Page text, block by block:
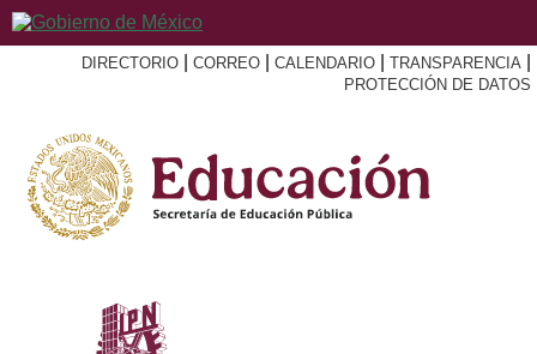
DIRECTORIO CORREO CALENDARIO TRANSPARENCIA
PROTECCIÓN DE DATOS